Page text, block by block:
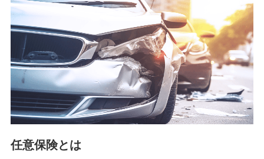
【共同して利用される利用データの項目】
当社又は株式会社NTTドコモがサービス提供等を通じて取得
した、以下の情報などの個人データ
基本情報
氏名、電話番号、メールアドレス、お客さまの識別子、
属性、連絡先、dポイントサービスのご利用に関する情
報。例として、dポイントカード番号、性別、年齢、家族
構成、住所、dポイント残高、dポイント利用履歴などが
含まれます。
当社又は株式会社NTTドコモが提供する各種サービスな
任意保険とは